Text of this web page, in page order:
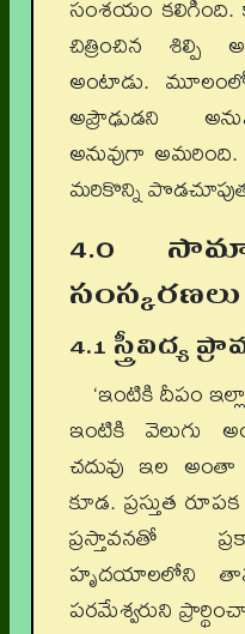
సంశయం కలిగింది.
చిత్రించిన శిల్పి
అంటాడు.
అప్రౌఢుడని
అనువుగా
మరికొన్ని
4.0
సంస్కరణలు
4.1 స్త్రీవిద్య
‘ఇంటికి దీపం
ఇంటికి వెలుగు
చదువు ఇల
కూడ. ప్రస్తుత
ప్రస్తావనతో
హృదయాలలోని
పరమేశ్వరుని